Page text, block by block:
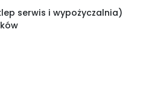
serwis i wypożyczalnia)